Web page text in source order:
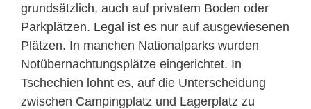
grundsätzlich, auch auf privatem Boden oder
Parkplätzen. Legal ist es nur auf ausgewiesenen
Plätzen. In manchen Nationalparks wurden
Notübernachtungsplätze eingerichtet. In
Tschechien lohnt es, auf die Unterscheidung
zwischen Campingplatz und Lagerplatz zu